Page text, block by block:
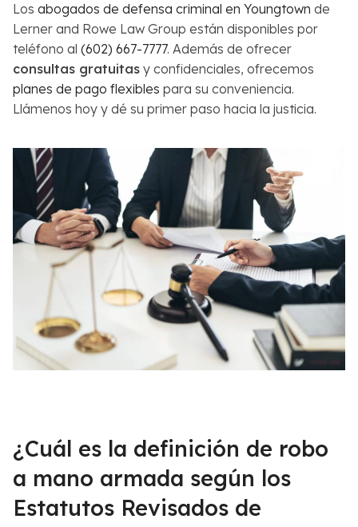
Los abogados de defensa criminal en Youngtown de
Lerner and Rowe Law Group están disponibles por
teléfono al (602) 667-7777. Además de ofrecer
consultas gratuitas y confidenciales, ofrecemos
planes de pago flexibles para su conveniencia.
Llámenos hoy y dé su primer paso hacia la justicia.
¿Cuál es la definición de robo
a mano armada según los
Estatutos Revisados de